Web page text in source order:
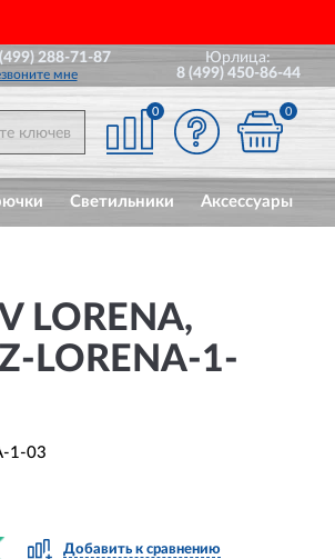
ДОСТАВИМ ПО ВСЕЙ РОССИИ
288-71-87
мне
Юрлица:
8 (499) 450-86-44
0 0
Светильники Аксессуары
LORENA,
LORENA-1-
1-03
Добавить к сравнению